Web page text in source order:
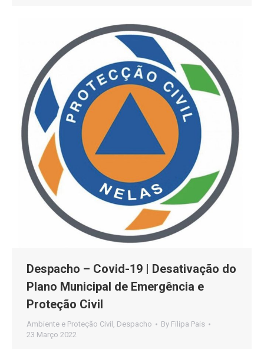
Despacho – Covid-19 | Desativação do
Plano Municipal de Emergência e
Proteção Civil
Ambiente e Proteção Civil Despacho By Filipa Pais
23 Março 2022